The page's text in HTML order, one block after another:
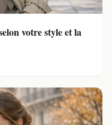
votre style et la